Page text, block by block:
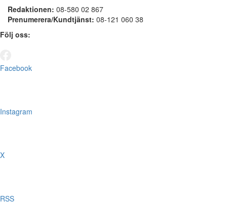
Redaktionen: 08-580 02 867
Prenumerera/Kundtjänst: 08-121 060 38
Följ oss:
Facebook
Instagram
X
RSS